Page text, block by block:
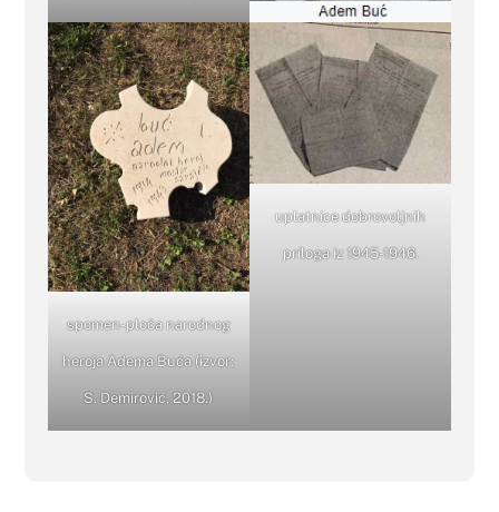
spomen-ploča narodnog
heroja Adema Buća (izvor:
S. Demirović, 2018.)
uplatnice dobrovoljnih
priloga iz 1945-1946.